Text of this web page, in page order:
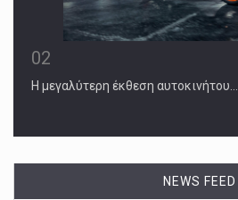
02
Η μεγαλύτερη έκθεση αυτοκινήτου…
NEWS FEED